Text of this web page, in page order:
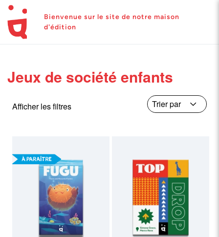
Bienvenue sur le site de notre maison
d'édition
Jeux de société enfants
Afficher les filtres